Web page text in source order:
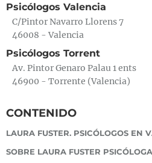
Psicólogos Valencia
C/Pintor Navarro Llorens 7
46008 - Valencia
Psicólogos Torrent
Av. Pintor Genaro Palau 1 ents
46900 - Torrente (Valencia)
CONTENIDO
LAURA FUSTER. PSICÓLOGOS EN
SOBRE LAURA FUSTER PSICÓLOGA